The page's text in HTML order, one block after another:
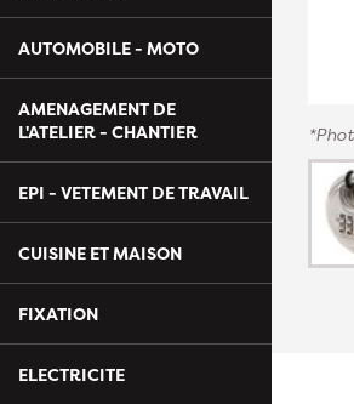
AUTOMOBILE - MOTO
AMENAGEMENT DE
L'ATELIER - CHANTIER
EPI - VETEMENT DE TRAVAIL
CUISINE ET MAISON
FIXATION
ELECTRICITE